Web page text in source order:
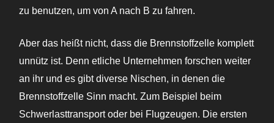
zu benutzen, um von A nach B zu fahren.
Aber das heißt nicht, dass die Brennstoffzelle komplett
unnütz ist. Denn etliche Unternehmen forschen weiter
an ihr und es gibt diverse Nischen, in denen die
Brennstoffzelle Sinn macht. Zum Beispiel beim
Schwerlasttransport oder bei Flugzeugen. Die ersten